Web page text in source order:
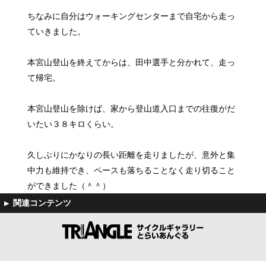
ちなみに自分はウォーキングセンターまで自宅から走っ
ていきました。
本宮山登山を終えてからは、田中選手と分かれて、走っ
て帰宅。
本宮山登山を除けば、家から登山道入口までの往復がだ
いたい３８キロくらい。
久しぶりにかなりの長い距離を走りましたが、意外と集
中力も維持でき、ペースも落ちることなく走り切ること
ができました（＾＾）